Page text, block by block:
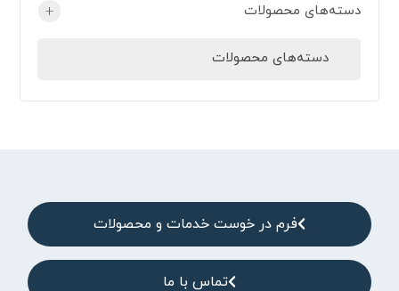
دسته‌های محصولات +
دسته‌های محصولات
فرم در خوست خدمات و محصولات
تماس با ما